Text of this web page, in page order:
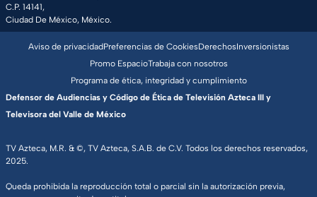
C.P. 14141,
Ciudad De México, México.
TV Azteca, M.R. & ©, TV Azteca, S.A.B. de C.V. Todos los derechos reservados,
2025.
Queda prohibida la reproducción total o parcial sin la autorización previa,
Aviso de privacidadPreferencias de CookiesDerechosInversionistas
Promo EspacioTrabaja con nosotros
Programa de ética, integridad y cumplimiento
Defensor de Audiencias y Código de Ética de Televisión Azteca III y
Televisora del Valle de México